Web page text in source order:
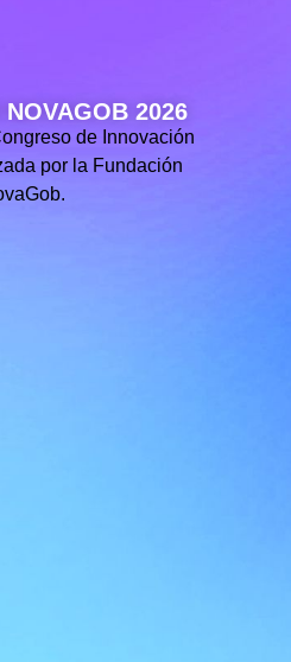
NOVAGOB 2026
de Innovación
por la Fundación